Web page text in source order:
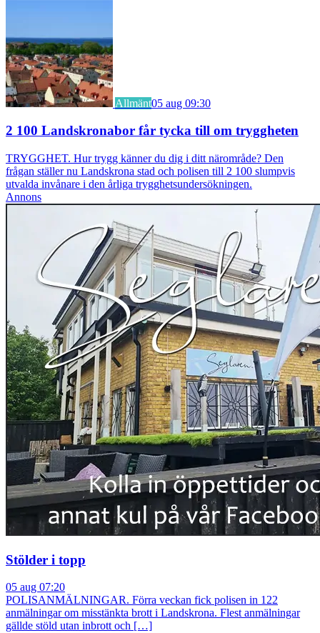
Allmänt05 aug 09:30
2 100 Landskronabor får tycka till om tryggheten
TRYGGHET. Hur trygg känner du dig i ditt närområde? Den
frågan ställer nu Landskrona stad och polisen till 2 100 slumpvis
utvalda invånare i den årliga trygghetsundersökningen.
Annons
Stölder i topp
05 aug 07:20
POLISANMÄLNINGAR. Förra veckan fick polisen in 122
anmälningar om misstänkta brott i Landskrona. Flest anmälningar
gällde stöld utan inbrott och […]